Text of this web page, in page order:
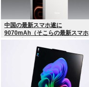
中国の最新スマホ遂に
9070mAh（そこらの最新スマホ
の約2倍）のバッテリーを積んで